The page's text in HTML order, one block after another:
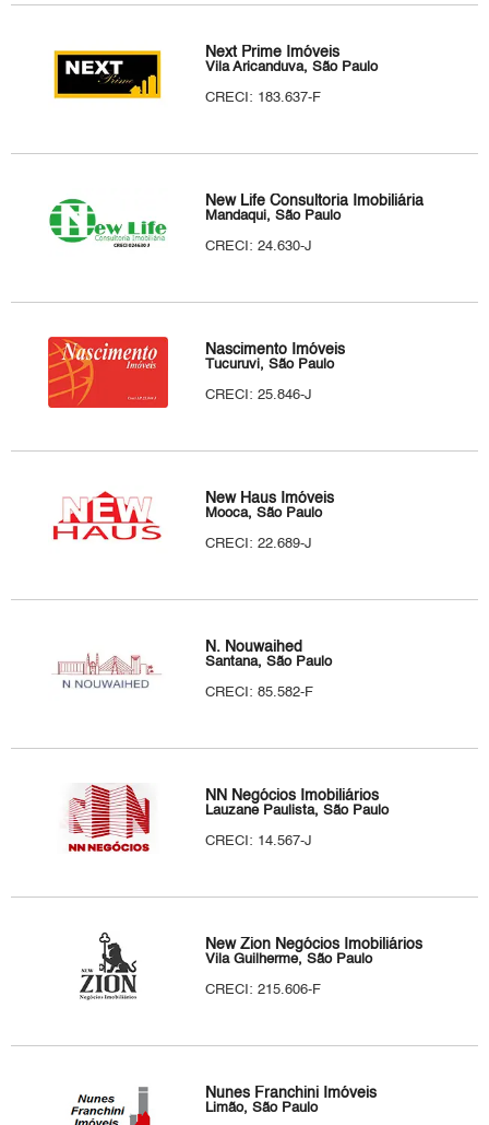
Next Prime Imóveis
Vila Aricanduva, São Paulo
CRECI: 183.637-F
New Life Consultoria Imobiliária
Mandaqui, São Paulo
CRECI: 24.630-J
Nascimento Imóveis
Tucuruvi, São Paulo
CRECI: 25.846-J
New Haus Imóveis
Mooca, São Paulo
CRECI: 22.689-J
N. Nouwaihed
Santana, São Paulo
CRECI: 85.582-F
NN Negócios Imobiliários
Lauzane Paulista, São Paulo
CRECI: 14.567-J
New Zion Negócios Imobiliários
Vila Guilherme, São Paulo
CRECI: 215.606-F
Nunes Franchini Imóveis
Limão, São Paulo